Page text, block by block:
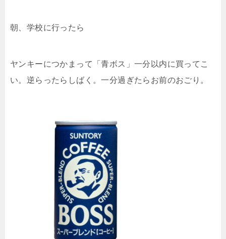
朝、学校に行ったら
ヤンキーにつかまって「青ボス」一分以内に買ってこ
い。逆らったらしばく。一分過ぎたらお前のおごり。